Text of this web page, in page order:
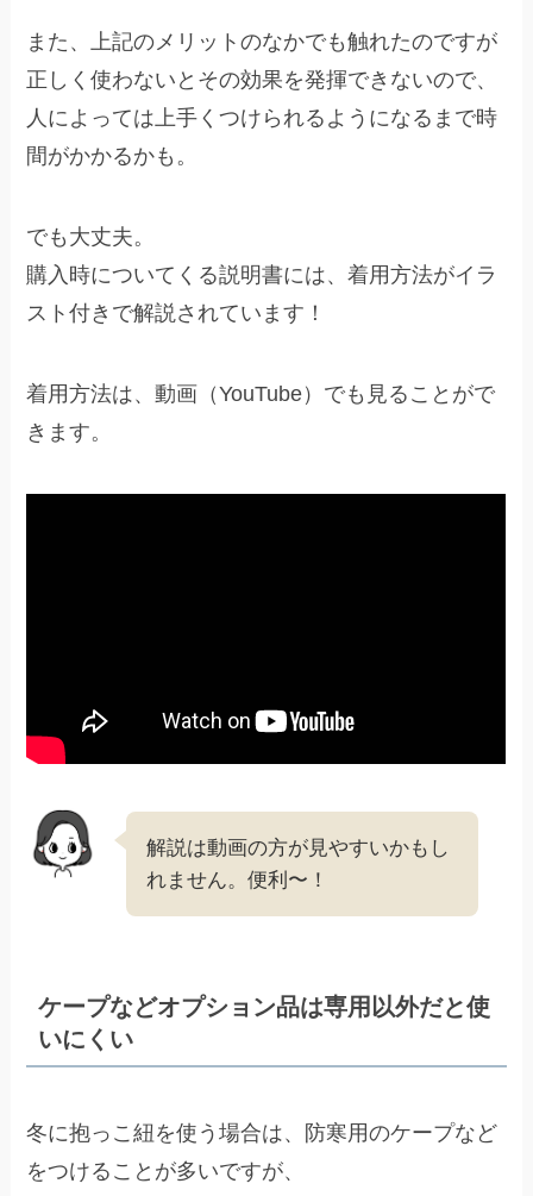
また、上記のメリットのなかでも触れたのですが
正しく使わないとその効果を発揮できないので、
人によっては上手くつけられるようになるまで時
間がかかるかも。
でも大丈夫。
購入時についてくる説明書には、着用方法がイラ
スト付きで解説されています！
着用方法は、動画（YouTube）でも見ることがで
きます。
解説は動画の方が見やすいかもし
れません。便利〜！
ケープなどオプション品は専用以外だと使
いにくい
冬に抱っこ紐を使う場合は、防寒用のケープなど
をつけることが多いですが、